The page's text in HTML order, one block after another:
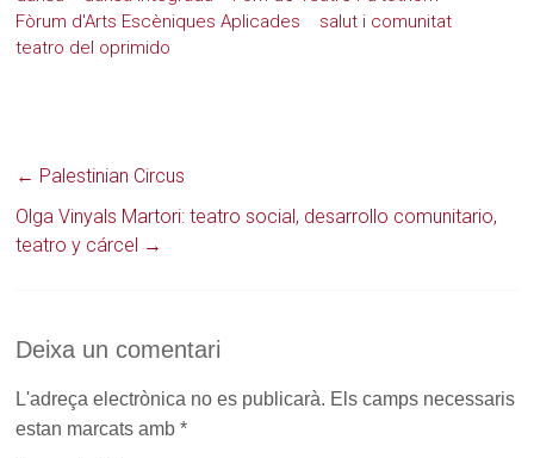
en
una
nova
finestra)
en
una
nova
finestra)
en
una
nova
correu
electrònic
Fòrum d'Arts Escèniques Aplicades
salut i comunitat
teatro del oprimido
← Palestinian Circus
Olga Vinyals Martori: teatro social, desarrollo comunitario,
teatro y cárcel →
Deixa un comentari
L'adreça electrònica no es publicarà. Els camps necessaris
estan marcats amb*